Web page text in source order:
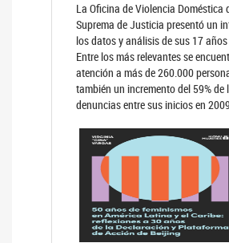
La Oficina de Violencia Doméstica
Suprema de Justicia presentó un
los datos y análisis de sus 17
Entre los más relevantes se
atención a más de 260.000
también un incremento del 59% de
denuncias entre sus inicios en